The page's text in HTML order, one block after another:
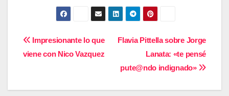
Navegación
entradas
Flavia Pittella sobre Jorge
Lanata: «te pensé
pute@ndo indignado»
Impresionante lo que
viene con Nico Vazquez